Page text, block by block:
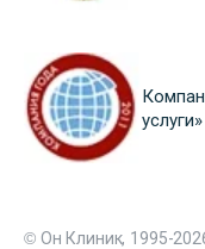
услуги»
© Он Клиник, 1995-